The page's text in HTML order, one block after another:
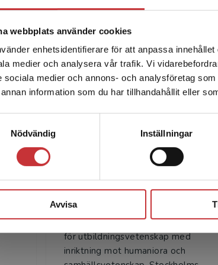
webbplats använder cookies
enhetsidentifierare för att anpassa
medier och analysera vår trafik. Vi
sociala medier och annons- och analysföretag
information som du har tillhandahållit eller
Nödvändig
Inställningar
Avvisa
Det verkar som att du
enhet utanför Sverige.
Sverige. För att kunna
leveransadressen vara i
Agneta Bronäs
Agneta Bronäs är
universitetslektor vid institutionen
för utbildnings­vetenskap med
inriktning mot humaniora och